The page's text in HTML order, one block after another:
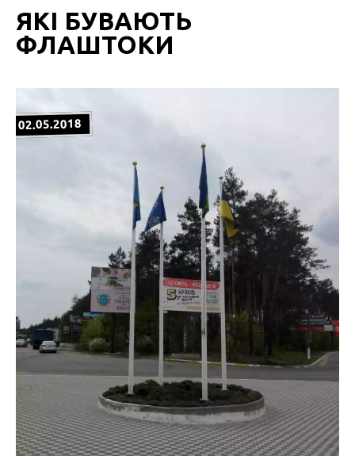
ЯКІ БУВАЮТЬ
ФЛАШТОКИ
02.05.2018